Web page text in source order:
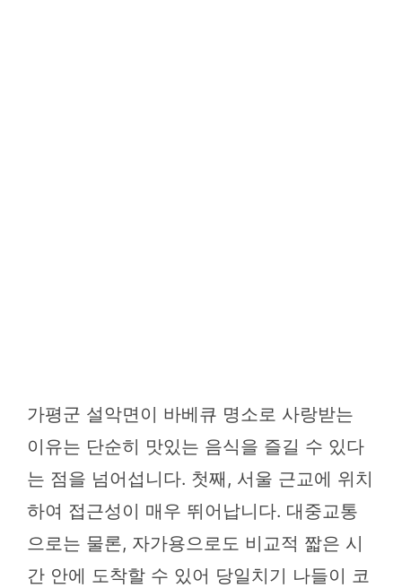
가평군 설악면이 바베큐 명소로 사랑받는
이유는 단순히 맛있는 음식을 즐길 수 있다
는 점을 넘어섭니다. 첫째, 서울 근교에 위치
하여 접근성이 매우 뛰어납니다. 대중교통
으로는 물론, 자가용으로도 비교적 짧은 시
간 안에 도착할 수 있어 당일치기 나들이 코